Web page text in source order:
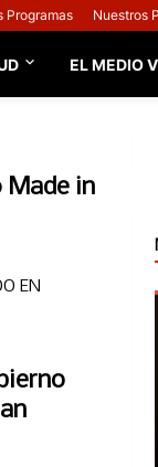
Programas Nuestros
EL MEDIO
Made in
EN